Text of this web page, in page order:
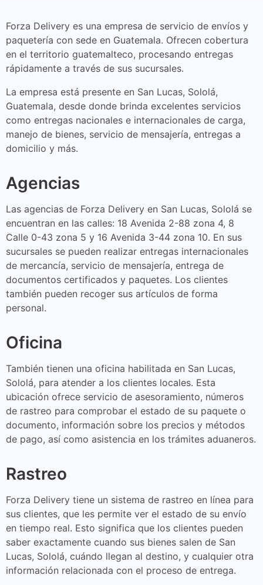
Forza Delivery es una empresa de servicio de envíos y
paquetería con sede en Guatemala. Ofrecen cobertura
en el territorio guatemalteco, procesando entregas
rápidamente a través de sus sucursales.
La empresa está presente en San Lucas, Sololá,
Guatemala, desde donde brinda excelentes servicios
como entregas nacionales e internacionales de carga,
manejo de bienes, servicio de mensajería, entregas a
domicilio y más.
Agencias
Las agencias de Forza Delivery en San Lucas, Sololá se
encuentran en las calles: 18 Avenida 2-88 zona 4, 8
Calle 0-43 zona 5 y 16 Avenida 3-44 zona 10. En sus
sucursales se pueden realizar entregas internacionales
de mercancía, servicio de mensajería, entrega de
documentos certificados y paquetes. Los clientes
también pueden recoger sus artículos de forma
personal.
Oficina
También tienen una oficina habilitada en San Lucas,
Sololá, para atender a los clientes locales. Esta
ubicación ofrece servicio de asesoramiento, números
de rastreo para comprobar el estado de su paquete o
documento, información sobre los precios y métodos
de pago, así como asistencia en los trámites aduaneros.
Rastreo
Forza Delivery tiene un sistema de rastreo en línea para
sus clientes, que les permite ver el estado de su envío
en tiempo real. Esto significa que los clientes pueden
saber exactamente cuando sus bienes salen de San
Lucas, Sololá, cuándo llegan al destino, y cualquier otra
información relacionada con el proceso de entrega.